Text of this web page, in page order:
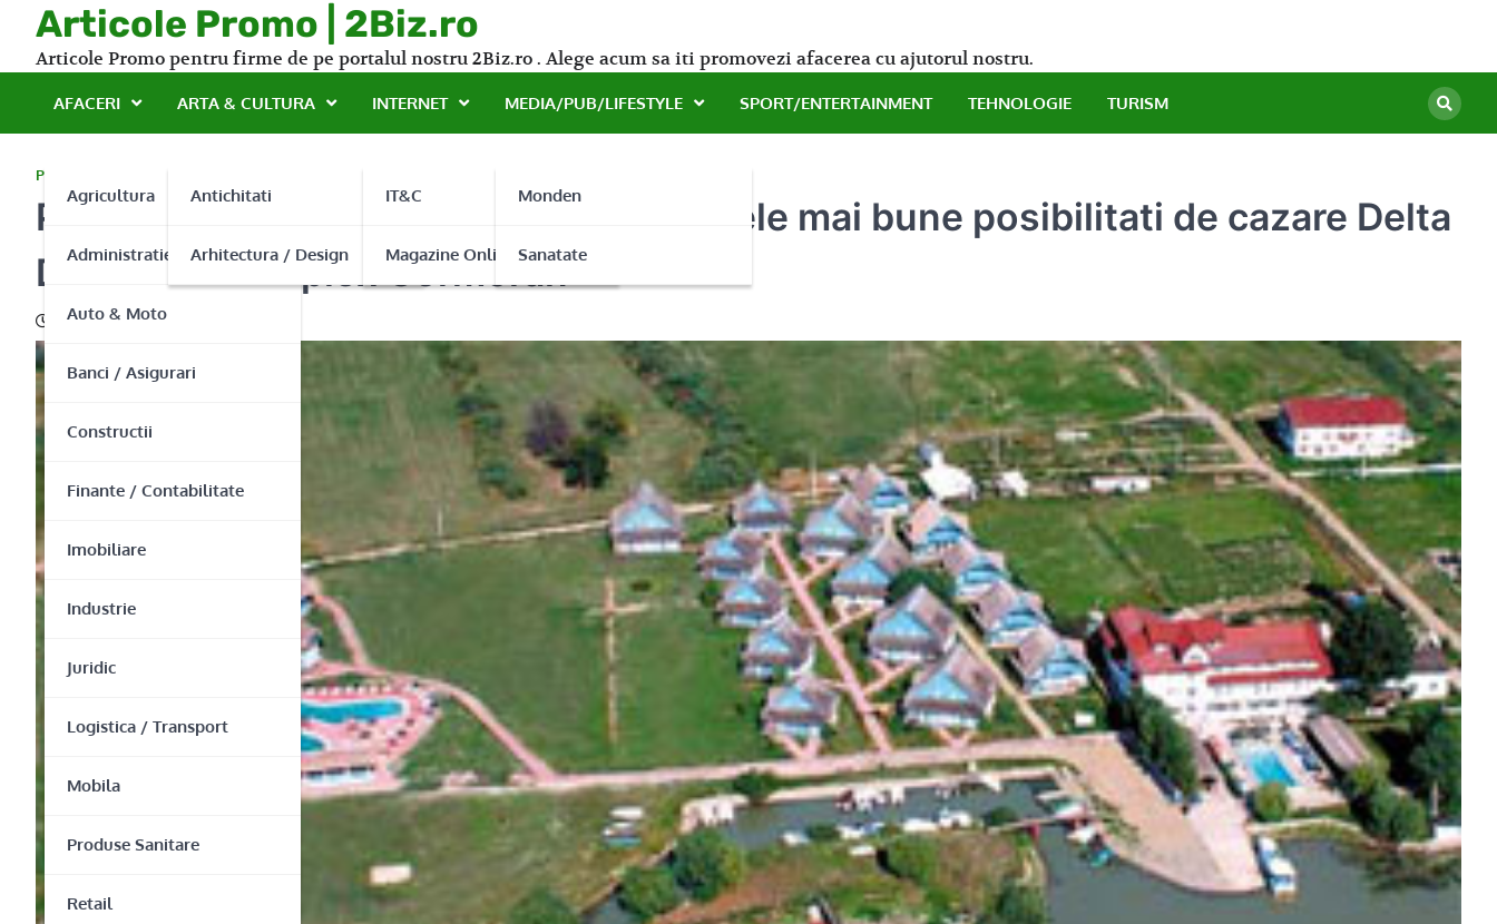
content
Articole Promo | 2Biz.ro
Articole Promo pentru firme de pe portalul nostru 2Biz.ro . Alege acum sa iti promovezi afacerea cu ajutorul nostru.
AFACERI
Agricultura
Administratie Publica
Auto & Moto
Banci / Asigurari
Constructii
Finante / Contabilitate
Imobiliare
Industrie
Juridic
Logistica / Transport
Mobila
Produse Sanitare
Retail
ARTA & CULTURA
Antichitati
Arhitectura / Design
INTERNET
IT&C
Magazine Online
MEDIA/PUB/LIFESTYLE
Monden
Sanatate
SPORT/ENTERTAINMENT TEHNOLOGIE TURISM
PROMO
Petreceti-va concediul in Delta! Aveti cele mai bune posibilitati de cazare Delta
Dunarii in Complex Cormoran
22/02/2017